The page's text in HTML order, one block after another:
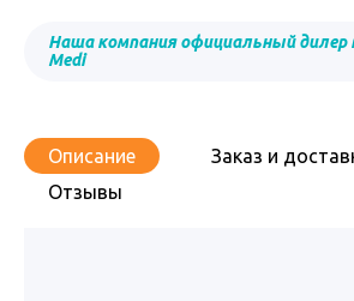
Наша компания официальный дилер
Medi
Описание
Заказ и
Отзывы